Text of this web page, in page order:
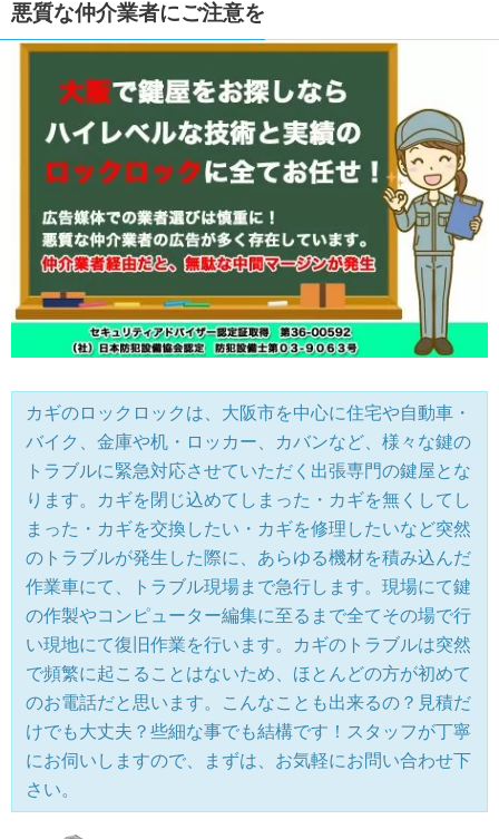
悪質な仲介業者にご注意を
カギのロックロックは、大阪市を中心に住宅や自動車・
バイク、金庫や机・ロッカー、カバンなど、様々な鍵の
トラブルに緊急対応させていただく出張専門の鍵屋とな
ります。カギを閉じ込めてしまった・カギを無くしてし
まった・カギを交換したい・カギを修理したいなど突然
のトラブルが発生した際に、あらゆる機材を積み込んだ
作業車にて、トラブル現場まで急行します。現場にて鍵
の作製やコンピューター編集に至るまで全てその場で行
い現地にて復旧作業を行います。カギのトラブルは突然
で頻繁に起こることはないため、ほとんどの方が初めて
のお電話だと思います。こんなことも出来るの？見積だ
けでも大丈夫？些細な事でも結構です！スタッフが丁寧
にお伺いしますので、まずは、お気軽にお問い合わせ下
さい。